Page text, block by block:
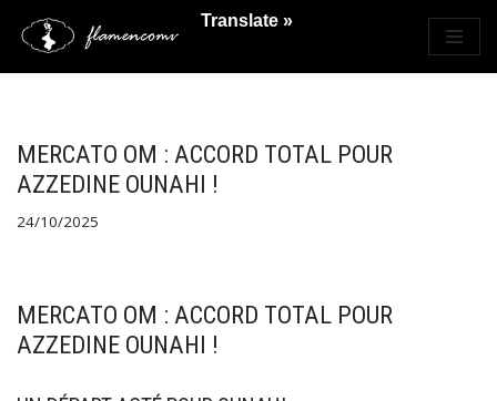
Saltar
MERCATO OM : ACCORD TOTAL POUR
AZZEDINE OUNAHI !
24/10/2025
MERCATO OM : ACCORD TOTAL POUR
AZZEDINE OUNAHI !
Translate »